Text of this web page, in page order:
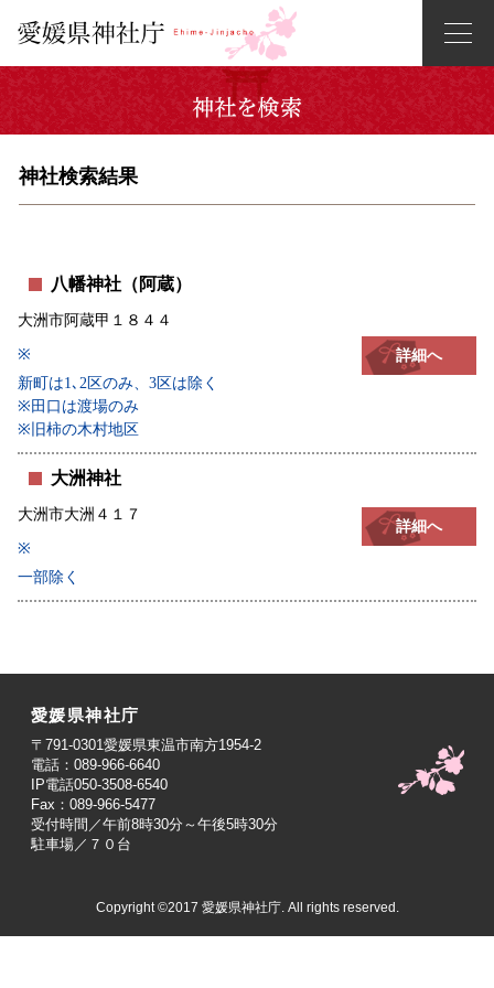
神社検索結果
八幡神社（阿蔵）
大洲市阿蔵甲１８４４
詳細へ
※
新町は1､2区のみ、3区は除く
※田口は渡場のみ
※旧柿の木村地区
大洲神社
大洲市大洲４１７
詳細へ
※
一部除く
愛媛県神社庁
〒791-0301愛媛県東温市南方1954-2
電話：089-966-6640
IP電話050-3508-6540
Fax：089-966-5477
受付時間／午前8時30分～午後5時30分
駐車場／７０台
Copyright ©2017 愛媛県神社庁. All rights reserved.